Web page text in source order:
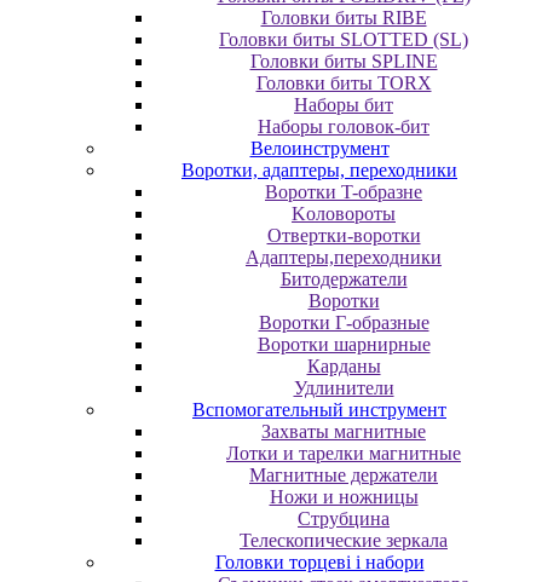
Головки биты RIBE
Головки биты SLOTTED (SL)
Головки биты SPLINE
Головки биты TORX
Наборы бит
Наборы головок-бит
Велоинструмент
Воротки, адаптеры, переходники
Bopoтки T-oбpaзне
Koлoвopoты
Oтвepтки-вopoтки
Адаптеры,переходники
Битодержатели
Воротки
Воротки Г-образные
Воротки шарнирные
Карданы
Удлинители
Вспомогательный инструмент
Захваты магнитные
Лотки и тарелки магнитные
Магнитные держатели
Ножи и ножницы
Струбцина
Телескопические зеркала
Головки торцеві і набори